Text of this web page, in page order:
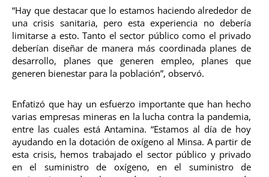
“Hay que destacar que lo estamos haciendo alrededor de
una crisis sanitaria, pero esta experiencia no debería
limitarse a esto. Tanto el sector público como el privado
deberían diseñar de manera más coordinada planes de
desarrollo, planes que generen empleo, planes que
generen bienestar para la población”, observó.
Enfatizó que hay un esfuerzo importante que han hecho
varias empresas mineras en la lucha contra la pandemia,
entre las cuales está Antamina. “Estamos al día de hoy
ayudando en la dotación de oxígeno al Minsa. A partir de
esta crisis, hemos trabajado el sector público y privado
en el suministro de oxígeno, en el suministro de